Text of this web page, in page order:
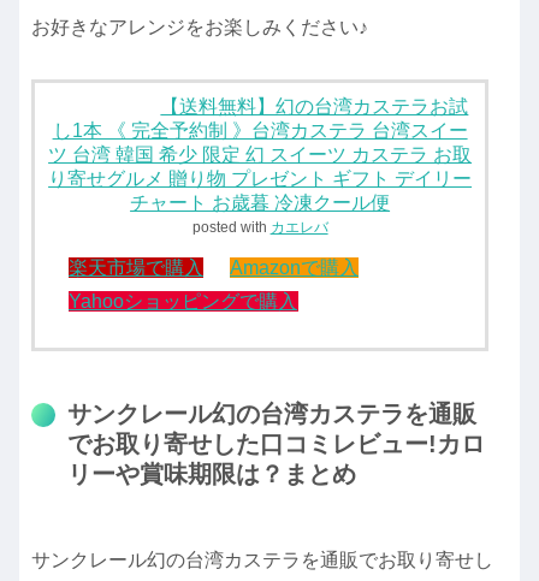
お好きなアレンジをお楽しみください♪
【送料無料】幻の台湾カステラお試
し1本 《 完全予約制 》台湾カステラ 台湾スイー
ツ 台湾 韓国 希少 限定 幻 スイーツ カステラ お取
り寄せグルメ 贈り物 プレゼント ギフト デイリー
チャート お歳暮 冷凍クール便
posted with カエレバ
楽天市場で購入
Amazonで購入
Yahooショッピングで購入
サンクレール幻の台湾カステラを通販
でお取り寄せした口コミレビュー!カロ
リーや賞味期限は？まとめ
サンクレール幻の台湾カステラを通販でお取り寄せし